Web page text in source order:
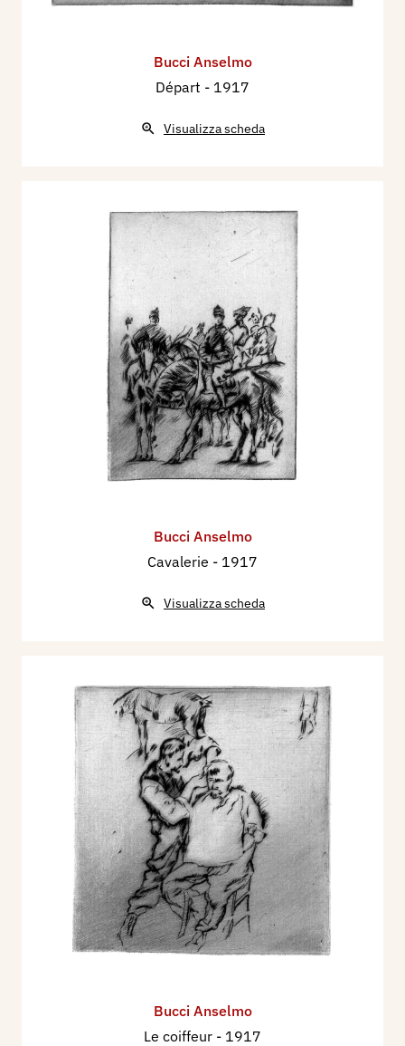
Bucci Anselmo
Départ - 1917
Visualizza scheda
Bucci Anselmo
Cavalerie - 1917
Visualizza scheda
Bucci Anselmo
Le coiffeur - 1917